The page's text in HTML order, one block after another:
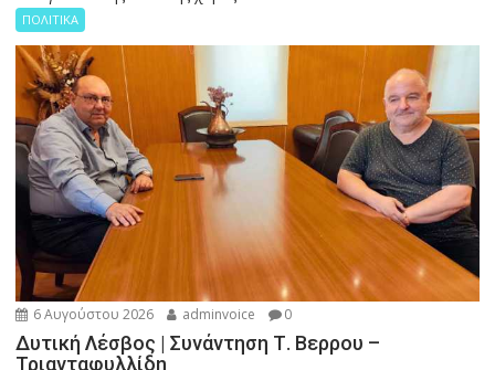
ΠΟΛΙΤΙΚΑ
6 Αυγούστου 2026 adminvoice 0
Δυτική Λέσβος | Συνάντηση Τ. Βερρου –
Τριανταφυλλίδη